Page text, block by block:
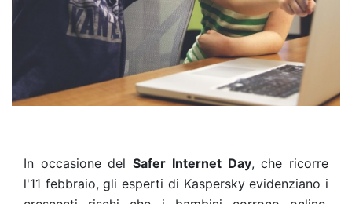
In occasione delSafer Internet Day, che ricorre
l'11 febbraio, gli esperti di Kaspersky evidenziano i